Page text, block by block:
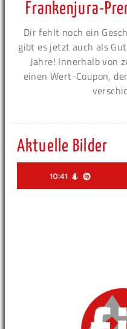
Frankenjura-
Dir fehlt noch ein
gibt es jetzt auch als
Jahre! Innerhalb von
einen Wert-Coupon,
Aktuelle Bilder